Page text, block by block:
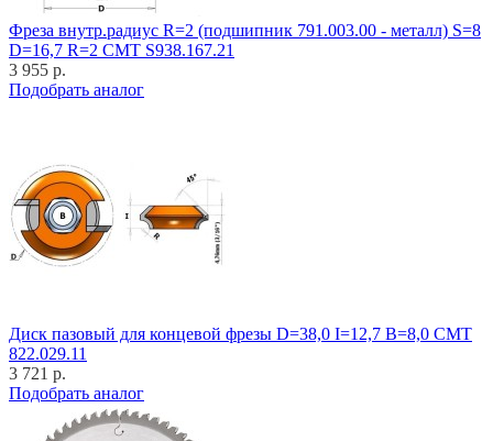
Фреза внутр.радиус R=2 (подшипник 791.003.00 - металл) S=8
D=16,7 R=2 CMT S938.167.21
3 955 р.
Подобрать аналог
Диск пазовый для концевой фрезы D=38,0 I=12,7 B=8,0 CMT
822.029.11
3 721 р.
Подобрать аналог